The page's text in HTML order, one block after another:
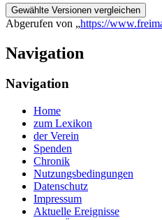
Abgerufen von „https://
Navigation
Navigation
Home
zum Lexikon
der Verein
Spenden
Chronik
Nutzungsbedingungen
Datenschutz
Impressum
Aktuelle Ereignisse